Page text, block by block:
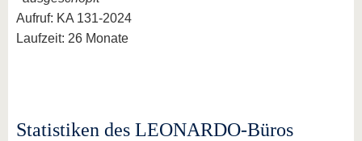
Aufruf: KA 131-2024
Laufzeit: 26 Monate
Statistiken des LEONARDO-Büros